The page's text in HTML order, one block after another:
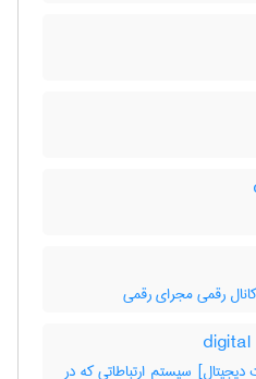
رقمی مجرای رقمی
دیجیتال] سیستم ارتباطاتی که در